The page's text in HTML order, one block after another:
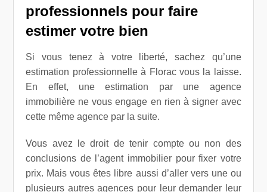
professionnels pour faire
estimer votre bien
Si vous tenez à votre liberté, sachez qu’une
estimation professionnelle à Florac vous la laisse.
En effet, une estimation par une agence
immobilière ne vous engage en rien à signer avec
cette même agence par la suite.
Vous avez le droit de tenir compte ou non des
conclusions de l’agent immobilier pour fixer votre
prix. Mais vous êtes libre aussi d’aller vers une ou
plusieurs autres agences pour leur demander leur